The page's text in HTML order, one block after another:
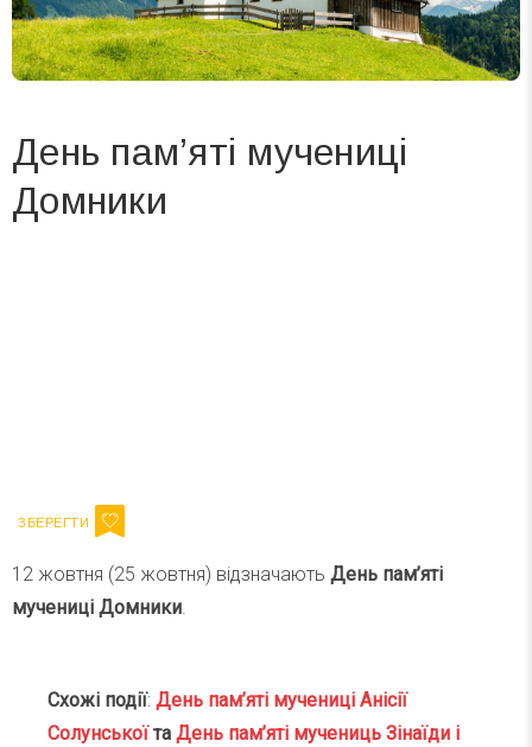
День пам’яті мучениці
Домники
12 жовтня (25 жовтня) відзначають День пам’яті
мучениці Домники.
Схожі події: День пам’яті мучениці Анісії
Солунськоїта День пам’яті мучениць Зінаїди і